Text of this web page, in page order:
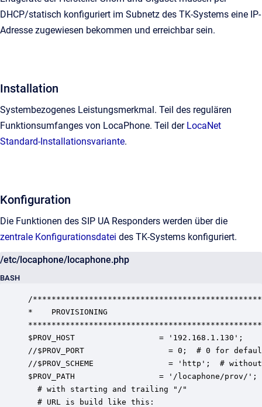
DHCP/statisch konfiguriert im Subnetz des TK-Systems eine IP-
Adresse zugewiesen bekommen und erreichbar sein.
Installation
Systembezogenes Leistungsmerkmal. Teil des regulären
Funktionsumfanges von LocaPhone. Teil der LocaNet
Standard-Installationsvariante.
Konfiguration
Die Funktionen des SIP UA Responders werden über die
zentrale Konfigurationsdatei des TK-Systems konfiguriert.
/etc/locaphone/locaphone.php
BASH
/
*    PROVISIONING
$PROV_HOST                  = '192.168.1.130';
//$PROV_PORT                  = 0;  # 0 for default
//$PROV_SCHEME                = 'http';  #
$PROV_PATH                  = '/locaphone/prov/';
  # with starting and trailing "/"
  # URL is build like this: